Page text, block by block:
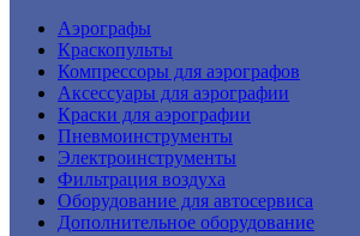
Аэрографы
Краскопульты
Компрессоры для аэрографов
Аксессуары для аэрографии
Краски для аэрографии
Пневмоинструменты
Электроинструменты
Фильтрация воздуха
Оборудование для автосервиса
Дополнительное оборудование